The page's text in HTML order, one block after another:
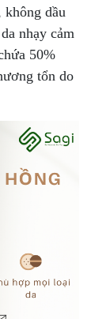
không dầu
nhạy cảm
50%
tổn do